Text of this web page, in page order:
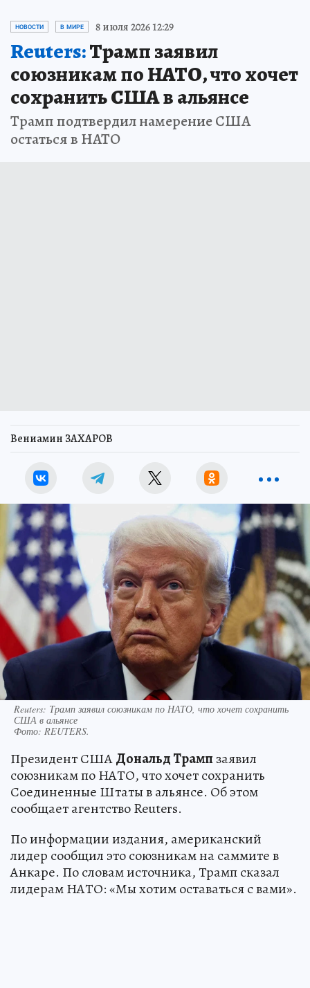
НОВОСТИ В МИРЕ 8 июля 2026 12:29
Reuters:Трамп заявил
союзникам по НАТО, что хочет
сохранить США в альянсе
Трамп подтвердил намерение США
остаться в НАТО
Вениамин ЗАХАРОВ
Reuters: Трамп заявил союзникам по НАТО, что хочет сохранить
США в альянсе
Фото: REUTERS.
Президент СШАДональд Трамп заявил
союзникам по НАТО, что хочет сохранить
Соединенные Штаты в альянсе. Об этом
сообщает агентство Reuters.
По информации издания, американский
лидер сообщил это союзникам на саммите в
Анкаре. По словам источника, Трамп сказал
лидерам НАТО: «Мы хотим оставаться с вами».